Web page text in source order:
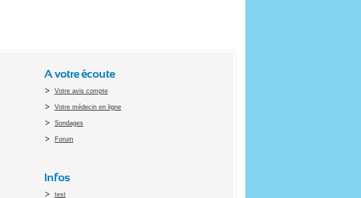
A votre écoute
Votre avis compte
Votre médecin en ligne
Sondages
Forum
Infos
test